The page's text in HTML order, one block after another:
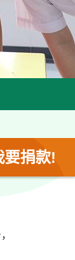
要捐款!